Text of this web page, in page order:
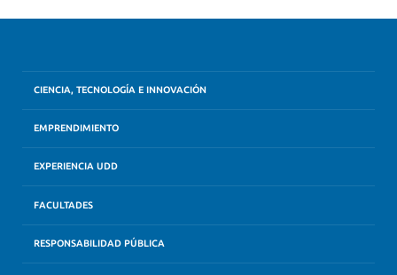
CIENCIA, TECNOLOGÍA E INNOVACIÓN
EMPRENDIMIENTO
EXPERIENCIA UDD
FACULTADES
RESPONSABILIDAD PÚBLICA